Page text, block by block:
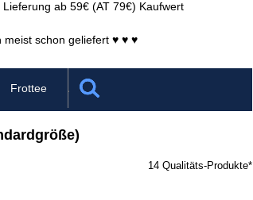
ab 59€ (AT 79€) Kaufwert
schon geliefert ♥ ♥ ♥
Frottee
14 Qualitäts-Produkte*